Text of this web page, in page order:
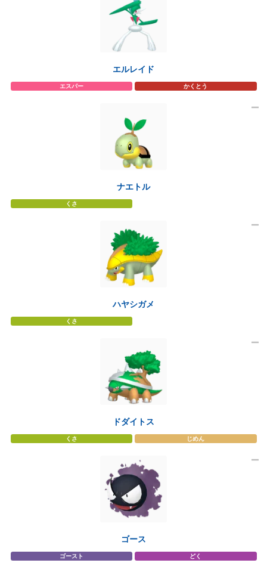
エルレイド
エスパー かくとう
ナエトル
くさ
ハヤシガメ
くさ
ドダイトス
くさ じめん
ゴース
ゴースト どく